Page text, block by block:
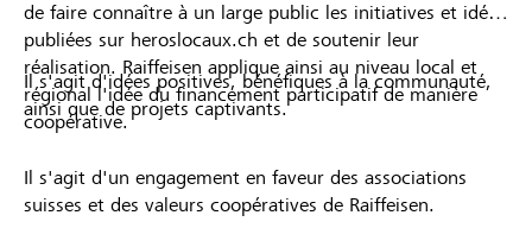
de faire connaître à un large public les initiatives et idées
publiées sur heroslocaux.ch et de soutenir leur
réalisation. Raiffeisen applique ainsi au niveau local et
régional l'idée du financement participatif de manière
coopérative.
Il s'agit d'idées positives, bénéfiques à la communauté,
ainsi que de projets captivants.
Il s'agit d'un engagement en faveur des associations
suisses et des valeurs coopératives de Raiffeisen.